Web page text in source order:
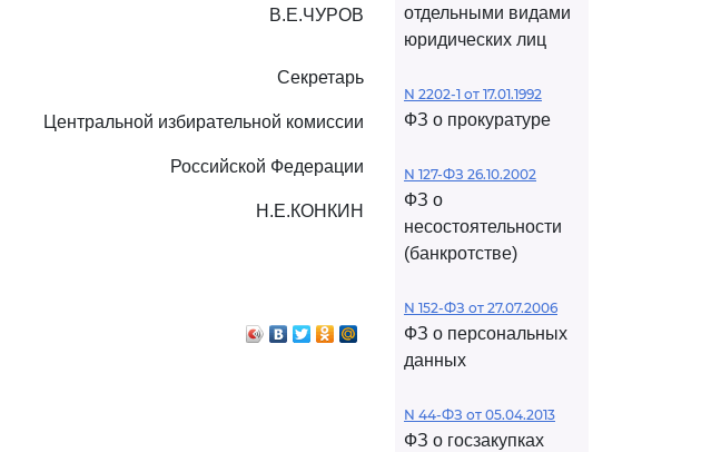
В.Е.ЧУРОВ
Секретарь
Центральной избирательной комиссии
Российской Федерации
Н.Е.КОНКИН
отдельными видами
юридических лиц
N 2202-1 от 17.01.1992
ФЗ о прокуратуре
N 127-ФЗ 26.10.2002
ФЗ о
несостоятельности
(банкротстве)
N 152-ФЗ от 27.07.2006
ФЗ о персональных
данных
N 44-ФЗ от 05.04.2013
ФЗ о госзакупках